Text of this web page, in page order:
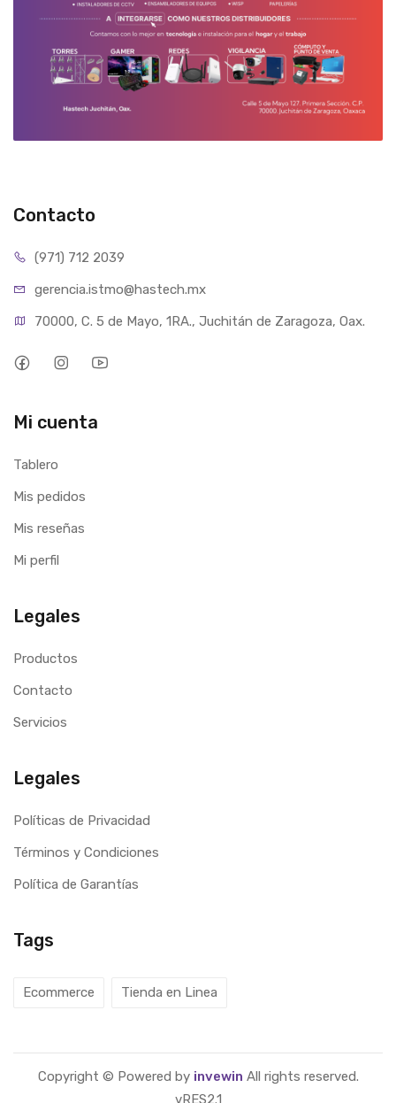
Contacto
(971) 712 2039
gerencia.istmo@hastech.mx
70000, C. 5 de Mayo, 1RA., Juchitán de Zaragoza, Oax.
Mi cuenta
Tablero
Mis pedidos
Mis reseñas
Mi perfil
Legales
Productos
Contacto
Servicios
Legales
Políticas de Privacidad
Términos y Condiciones
Política de Garantías
Tags
Ecommerce Tienda en Linea
Copyright © Powered by invewin All rights reserved.
vRES2.1